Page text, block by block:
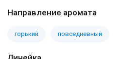
Направление аромата
горький повседневный